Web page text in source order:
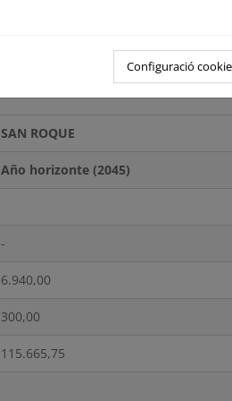
108.307,00
SAN ROQUE
Año horizonte (2045)
-
6.940,00
300,00
115.665,75
Configuració